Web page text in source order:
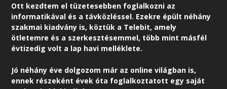
Ott kezdtem el tüzetesebben foglalkozni az
informatikával és a távközléssel. Ezekre épült néhány
szakmai kiadvány is, köztük a Telebit, amely
ötletemre és a szerkesztésemmel, több mint másfél
évtizedig volt a lap havi melléklete.
Jó néhány éve dolgozom már az online világban is,
ennek részeként évek óta foglalkoztatott egy saját